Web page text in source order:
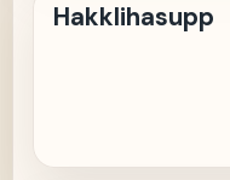
HHakklihasupp